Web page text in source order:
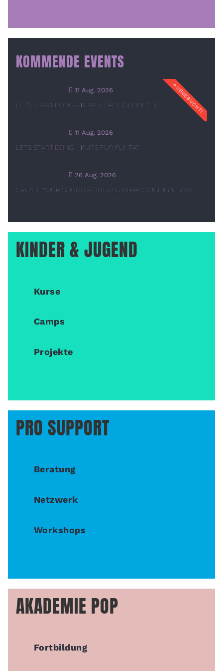
KOMMENDE EVENTS
11 Aug. 2026 AUSGEBUCHT!
LET’S START DJING – KURS FÜR JUGENDLICHE
11 Aug. 2026
LET’S START DJING – KURS FÜR FLINTA*
26 Aug. 2026
CREATE YOUR SOUND – EINSTIEG IN PRODUCING & DAW
KINDER & JUGEND
Kurse
Camps
Projekte
PRO SUPPORT
Beratung
Netzwerk
Workshops
AKADEMIE POP
Fortbildung